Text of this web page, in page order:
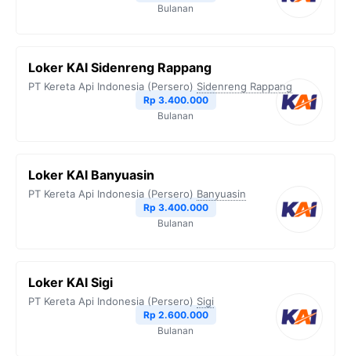
Bulanan
Loker KAI Sidenreng Rappang
PT Kereta Api Indonesia (Persero) Sidenreng Rappang
Rp 3.400.000
Bulanan
Loker KAI Banyuasin
PT Kereta Api Indonesia (Persero) Banyuasin
Rp 3.400.000
Bulanan
Loker KAI Sigi
PT Kereta Api Indonesia (Persero) Sigi
Rp 2.600.000
Bulanan